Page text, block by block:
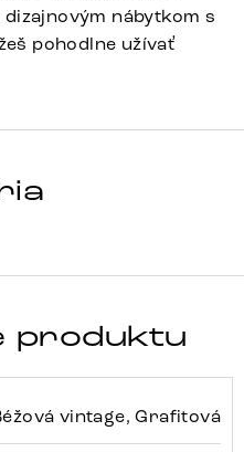
nábytkom s
pohodlne užívať
produktu
vintage, Grafitová